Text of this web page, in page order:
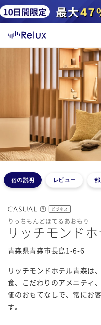
宿の説明 レビュー
ビジネス
りっちもんどほてるあおもり
リッチモンド
青森県青森市長島1-6-6
リッチモンドホテル青森は
食、こだわりのアメニティ
価のおもてなしで、常にお
す。